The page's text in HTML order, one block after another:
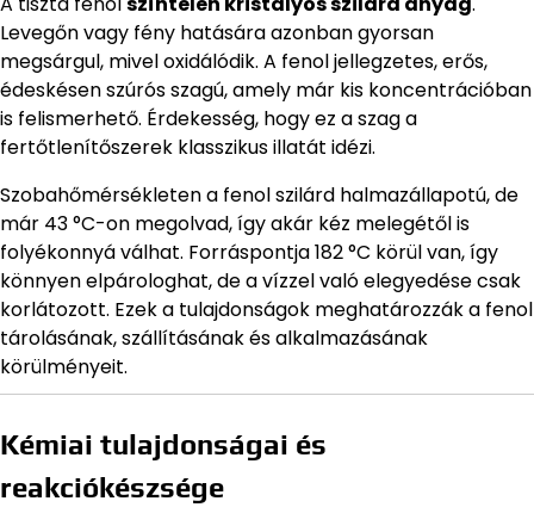
Levegőn vagy fény hatására azonban gyorsan
megsárgul, mivel oxidálódik. A fenol jellegzetes, erős,
édeskésen szúrós szagú, amely már kis koncentrációban
is felismerhető. Érdekesség, hogy ez a szag a
fertőtlenítőszerek klasszikus illatát idézi.
Szobahőmérsékleten a fenol szilárd halmazállapotú, de
már 43 °C-on megolvad, így akár kéz melegétől is
folyékonnyá válhat. Forráspontja 182 °C körül van, így
könnyen elpárologhat, de a vízzel való elegyedése csak
korlátozott. Ezek a tulajdonságok meghatározzák a fenol
tárolásának, szállításának és alkalmazásának
körülményeit.
Kémiai tulajdonságai és
reakciókészsége